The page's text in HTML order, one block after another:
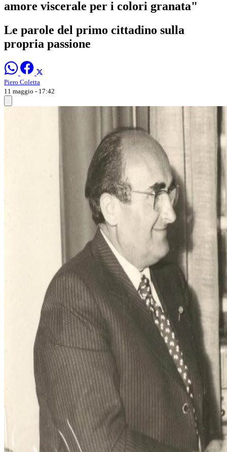
amore viscerale per i colori granata"
Le parole del primo cittadino sulla
propria passione
Piero Coletta
11 maggio - 17:42